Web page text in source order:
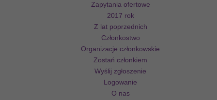
Zapytania ofertowe
2017 rok
Z lat poprzednich
Członkostwo
Organizacje członkowskie
Zostań członkiem
Wyślij zgłoszenie
Logowanie
O nas